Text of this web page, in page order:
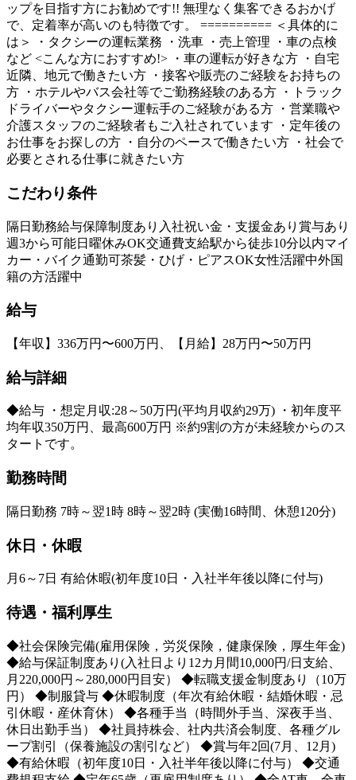
ップを目指す方にお勧めです!! 無理なく集客できるおかげ
で、定着率が高いのも特徴です。 ========== ＜具体的に
は＞ ・タクシーの運転業務 ・洗車 ・売上管理 ・車の点検
など <こんな方におすすめ!> ・車の運転が好きな方 ・自宅
近隣、地元で働きたい方 ・接客や販売のご経験をお持ちの
方 ・ホテルやバス会社等でご勤務経験のある方 ・トラック
ドライバーやタクシー運転手のご経験がある方 ・営業職や
介護スタッフのご経験者もご入社されています ・定年後の
お仕事をお探しの方 ・自分のペースで働きたい方 ・社会で
必要とされる仕事に就きたい方
こだわり条件
隔日勤務給与保障制度あり 入社祝い金・支援金あり 賞与あり
週3から可能日曜休みOK交通費支給駅から徒歩10分以内マイ
カー・バイク通勤可茶髪・ひげ・ピアスOK女性活躍中外国
籍の方活躍中
給与
【年収】336万円〜600万円、【月給】28万円〜50万円
給与詳細
◆給与 ・想定月収:28～50万円(平均月収約29万) ・初年度平
均年収350万円、最高600万円 ※約9割の方が未経験からのス
タートです。
勤務時間
隔日勤務 7時～翌1時 8時～翌2時 (実働16時間、休憩120分)
休日・休暇
月6～7日 有給休暇(初年度10日・入社半年後以降に付与)
待遇・福利厚生
◆社会保険完備(雇用保険，労災保険，健康保険，厚生年金)
◆給与保証制度あり(入社日より12カ月間10,000円/日支給、
月220,000円～280,000円目安） ◆転職支援金制度あり（10万
円） ◆制服貸与 ◆休暇制度（年次有給休暇・結婚休暇・忌
引休暇・産休育休） ◆各種手当（時間外手当、深夜手当、
休日出勤手当） ◆社員持株会、社内共済会制度、各種グル
ープ割引（保養施設の割引など） ◆賞与年2回(7月、12月)
◆有給休暇（初年度10日・入社半年後以降に付与） ◆交通